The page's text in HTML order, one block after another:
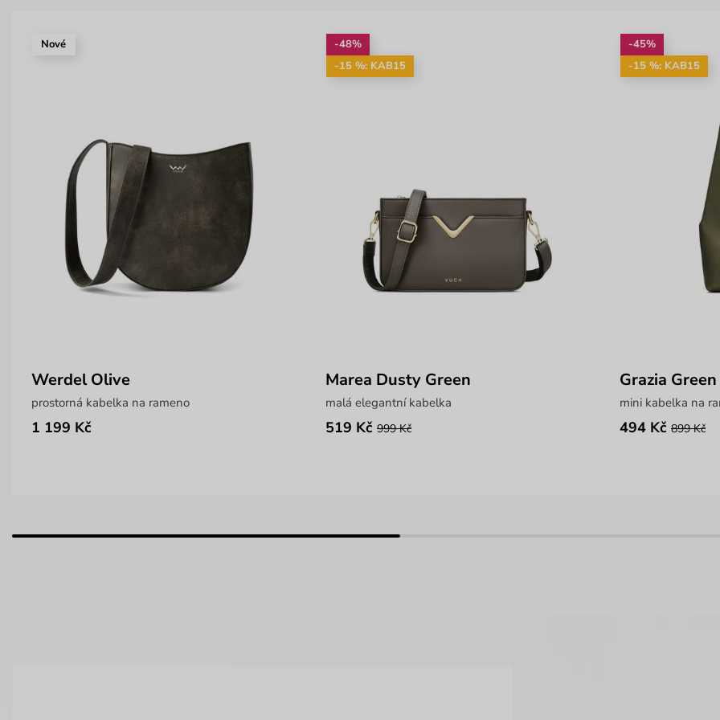
Nové
Werdel Olive
prostorná kabelka na rameno
1 199 Kč
-48%
-15 %: KAB15
Marea Dusty Green
malá elegantní kabelka
519 Kč 999 Kč
-45%
-15 %: KAB15
Grazia Green
mini kabelka na
494 Kč 899 Kč